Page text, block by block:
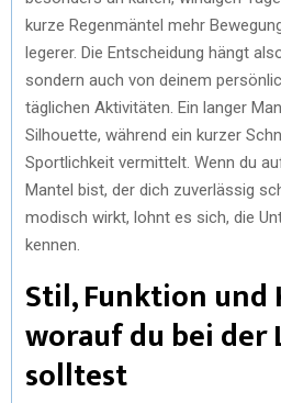
kurze Regenmäntel mehr
legerer. Die Entscheidung hängt
sondern auch von deinem
täglichen Aktivitäten. Ein langer
Silhouette, während ein kurzer
Sportlichkeit vermittelt. Wenn du
Mantel bist, der dich zuverlässig
modisch wirkt, lohnt es sich, die
kennen.
Stil, Funktion und
worauf du bei der
solltest